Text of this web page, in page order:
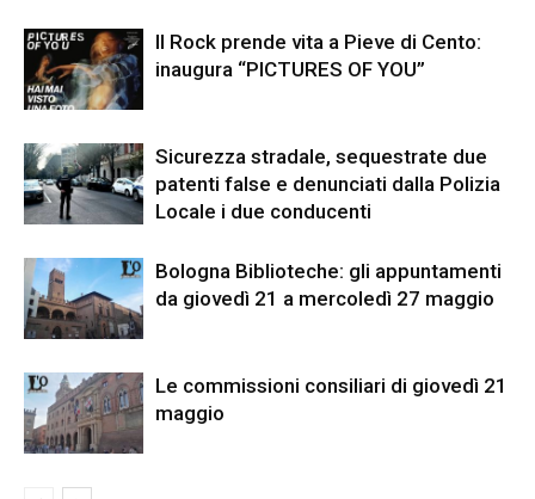
Il Rock prende vita a Pieve di Cento:
inaugura “PICTURES OF YOU”
Sicurezza stradale, sequestrate due
patenti false e denunciati dalla Polizia
Locale i due conducenti
Bologna Biblioteche: gli appuntamenti
da giovedì 21 a mercoledì 27 maggio
Le commissioni consiliari di giovedì 21
maggio